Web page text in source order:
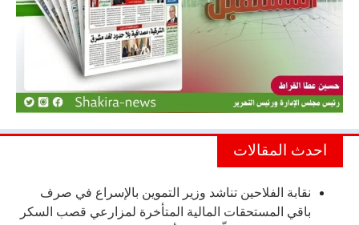
احدث المقالات
نقابة الفلاحين تناشد وزير التموين بالإسراع في صرف
باقي المستحقات المالية المتأخرة لمزارعي قصب السكر